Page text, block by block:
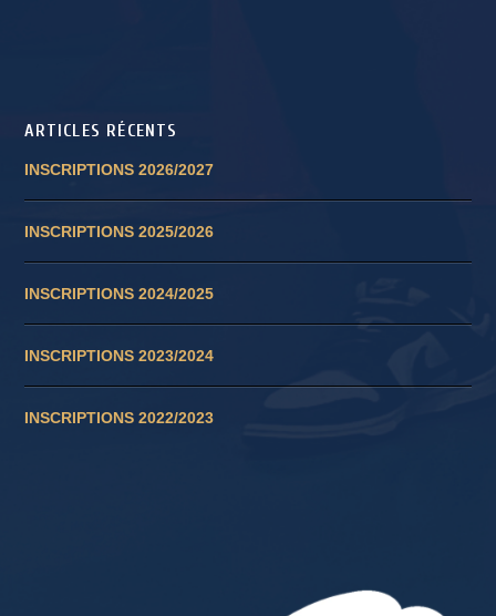
ARTICLES RÉCENTS
INSCRIPTIONS 2026/2027
INSCRIPTIONS 2025/2026
INSCRIPTIONS 2024/2025
INSCRIPTIONS 2023/2024
INSCRIPTIONS 2022/2023